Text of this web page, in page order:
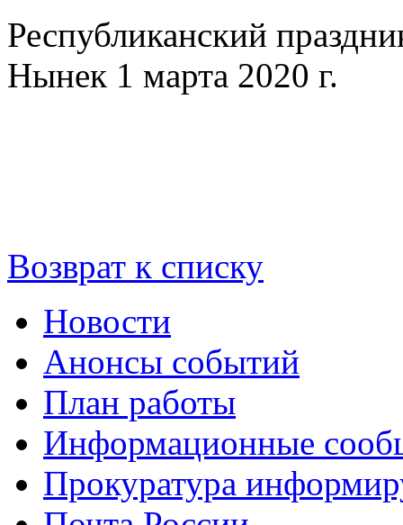
Республиканский
Нынек 1 марта 2020 г.
Возврат к списку
Новости
Анонсы событий
План работы
Информационные
Прокуратура